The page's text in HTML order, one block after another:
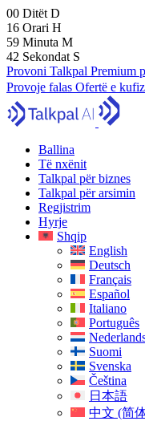
00 Ditët D
16 Orari H
59 Minuta M
41 Sekondat S
Provoni Talkpal Premium
Provoje falas Ofertë e
Ballina
Të nxënit
Talkpal për biznes
Talkpal për arsimin
Regjistrim
Hyrje
Shqip
English
Deutsch
Français
Español
Italiano
Português
Suomi
Svenska
Čeština
日本語
中文 (简